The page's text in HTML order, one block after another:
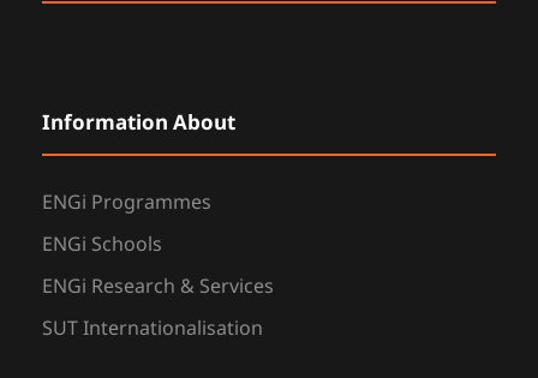
Information About
ENGi Programmes
ENGi Schools
ENGi Research & Services
SUT Internationalisation